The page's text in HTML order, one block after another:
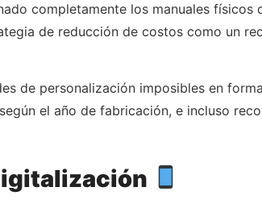
completamente los manuales
de reducción de costos como un
de personalización imposibles en
el año de fabricación, e incluso